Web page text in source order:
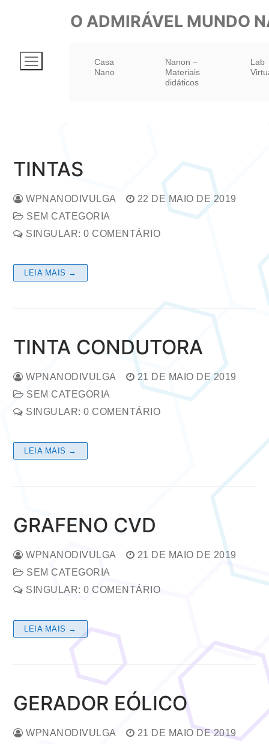
conteúdo
O ADMIRÁVEL MUNDO
Casa
Nano
Nanon –
Materiais
didáticos
Lab
TINTAS
WPNANODIVULGA
22 DE MAIO DE 2019
SEM CATEGORIA
SINGULAR: 0 COMENTÁRIO
LEIA MAIS →
TINTA CONDUTORA
WPNANODIVULGA
21 DE MAIO DE 2019
SEM CATEGORIA
SINGULAR: 0 COMENTÁRIO
LEIA MAIS →
GRAFENO CVD
WPNANODIVULGA
21 DE MAIO DE 2019
SEM CATEGORIA
SINGULAR: 0 COMENTÁRIO
LEIA MAIS →
GERADOR EÓLICO
WPNANODIVULGA
21 DE MAIO DE 2019